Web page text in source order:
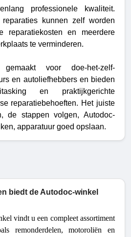
professionele kwaliteit.
reparaties kunnen zelf worden
reparatiekosten en meerdere
te verminderen.
voor doe-het-zelf-
en autoliefhebbers en bieden
en praktijkgerichte
reparatiebehoeften. Het juiste
de stappen volgen, Autodoc-
apparatuur goed opslaan.
biedt de Autodoc-winkel
vindt u een compleet assortiment
remonderdelen, motoroliën en